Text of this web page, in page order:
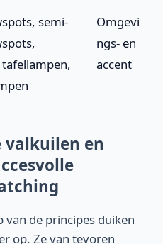
semi-
Omgevi
ngs- en
accent
valkuilen en
van de principes duiken
op. Ze van tevoren